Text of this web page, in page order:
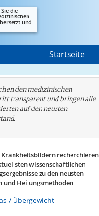
die
und
Startseite
den medizinischen
transparent und bringen alle
auf den neusten
Krankheitsbildern recherchieren
wissenschaftlichen
zu den neusten
und Heilungsmethoden
/ Übergewicht